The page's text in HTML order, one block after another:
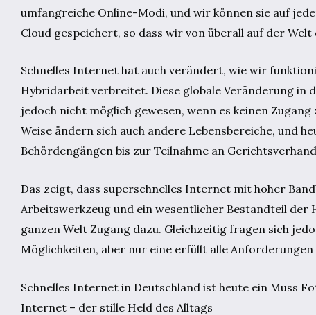
umfangreiche Online-Modi, und wir können sie auf
Cloud gespeichert, so dass wir von überall auf der
Schnelles Internet hat auch verändert, wie wir
Hybridarbeit verbreitet. Diese globale Veränderung in
jedoch nicht möglich gewesen, wenn es keinen
Weise ändern sich auch andere Lebensbereiche, und
Behördengängen bis zur Teilnahme an
Das zeigt, dass superschnelles Internet mit hoher
Arbeitswerkzeug und ein wesentlicher Bestandteil der
ganzen Welt Zugang dazu. Gleichzeitig fragen sich
Möglichkeiten, aber nur eine erfüllt alle
Schnelles Internet in Deutschland ist heute ein Muss
Internet – der stille Held des Alltags